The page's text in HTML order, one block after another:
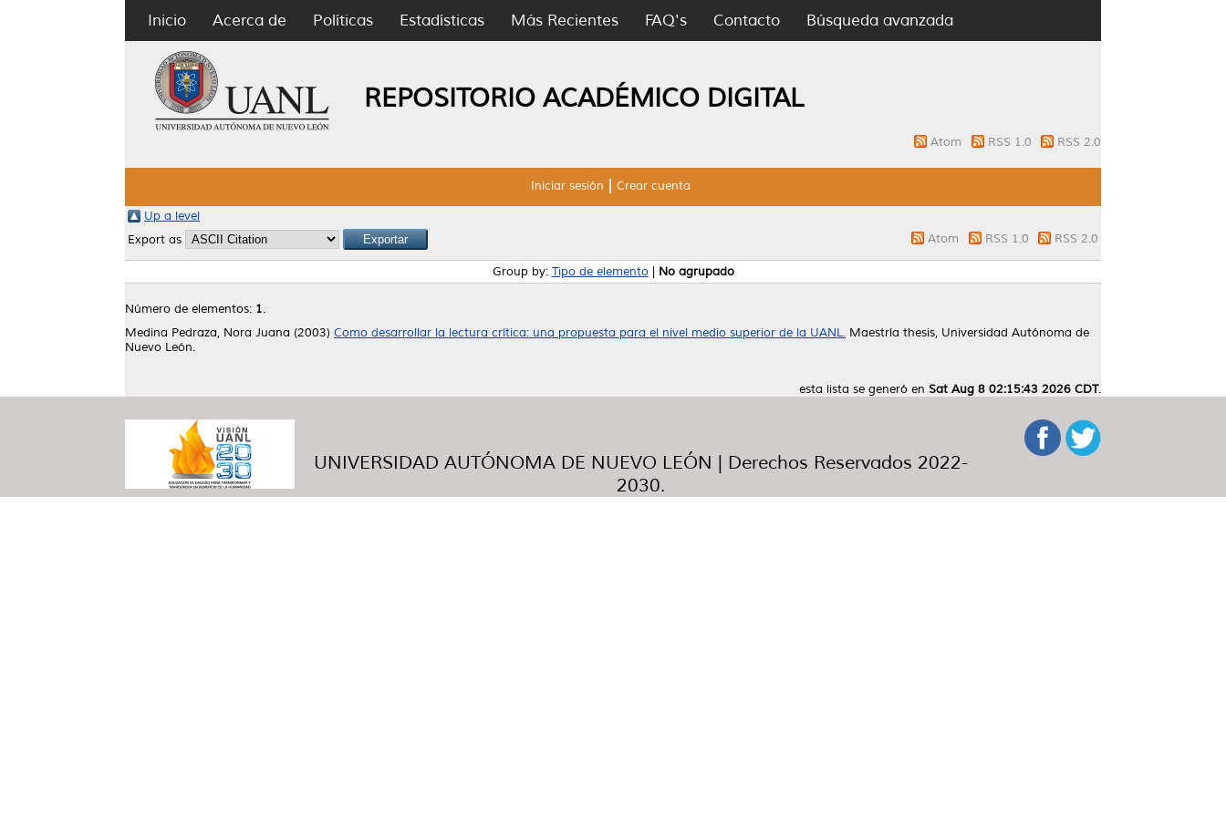
Inicio Acerca de Políticas Estadísticas Más Recientes FAQ's Contacto Búsqueda avanzada
REPOSITORIO ACADÉMICO DIGITAL
Atom RSS 1.0 RSS 2.0
Iniciar sesión Crear cuenta
Up a level
Export as
Atom RSS 1.0 RSS 2.0
Group by: Tipo de elemento| No agrupado
Número de elementos: 1.
Medina Pedraza, Nora Juana (2003) Como desarrollar la lectura crítica: una propuesta para el nivel medio superior de la UANL. Maestría thesis, Universidad Autónoma de
Nuevo León.
esta lista se generó en Sat Aug 8 02:15:43 2026 CDT.
UNIVERSIDAD AUTÓNOMA DE NUEVO LEÓN | Derechos Reservados 2022-
2030.